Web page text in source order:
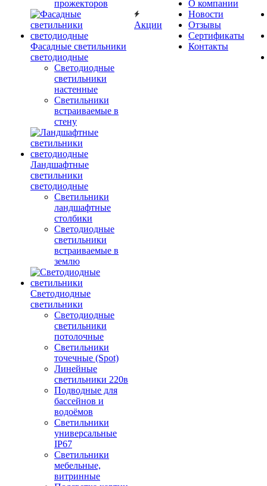
прожекторов
Фасадные светильники
светодиодные
Светодиодные
светильники
настенные
Светильники
встраиваемые в
стену
Ландшафтные
светильники
светодиодные
Светильники
ландшафтные
столбики
Светодиодные
светильники
встраиваемые в
землю
Светодиодные
светильники
Светодиодные
светильники
потолочные
Светильники
точечные (Spot)
Линейные
светильники 220в
Подводные для
бассейнов и
водоёмов
Светильники
универсальные
IP67
Светильники
мебельные,
витринные
Акции
О компании
Новости
Отзывы
Сертификаты
Контакты